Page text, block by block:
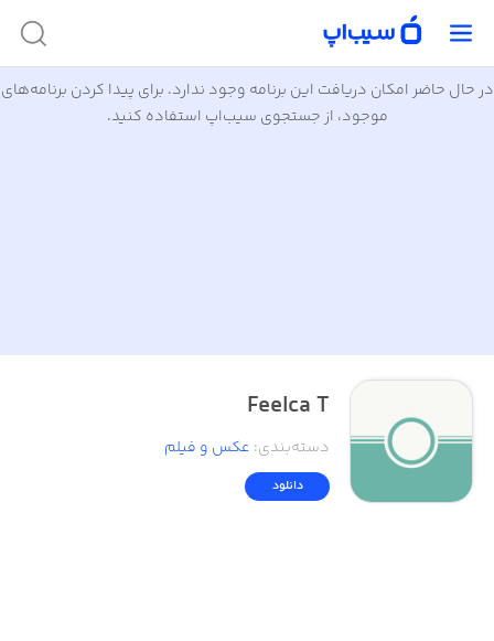
در حال حاضر امکان دریافت این برنامه وجود ندارد. برای پیدا کردن برنامه‌های
موجود، از جستجوی سیب‌اپ استفاده کنید.
Feelca T
دسته‌بندی: عکس و فیلم
دانلود